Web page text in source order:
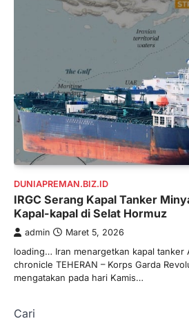
DUNIAPREMAN.BIZ.ID
IRGC Serang Kapal Tanker
Kapal-kapal di Selat Hormuz
admin Maret 5, 2026
loading… Iran menargetkan kapal tanker
chronicle TEHERAN – Korps Garda
mengatakan pada hari Kamis…
Cari